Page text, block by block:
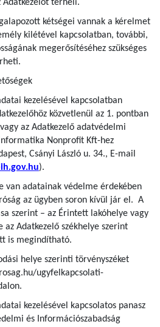
Adatkezelőt terheli.
kétségei vannak a kérelmet
kilétével kapcsolatban, további,
megerősítéséhez szükséges
kezelésével kapcsolatban
közvetlenül az 1. pontban
az Adatkezelő adatvédelmi
Nonprofit Kft-hez
Csányi László u. 34., E-mail
).
van adatainak védelme érdekében
az ügyben soron kívül jár el. A
szerint – az Érintett lakóhelye vagy
Adatkezelő székhelye szerint
is megindítható.
helye szerinti törvényszéket
ugyfelkapcsolati-
kezelésével kapcsolatos panasz
és Információszabadság